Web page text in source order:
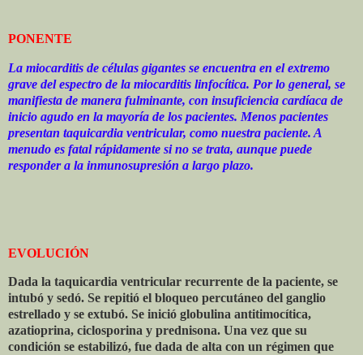
PONENTE
La miocarditis de células gigantes se encuentra en el extremo
grave del espectro de la miocarditis linfocítica. Por lo general, se
manifiesta de manera fulminante, con insuficiencia cardíaca de
inicio agudo en la mayoría de los pacientes. Menos pacientes
presentan taquicardia ventricular, como nuestra paciente. A
menudo es fatal rápidamente si no se trata, aunque puede
responder a la inmunosupresión a largo plazo.
EVOLUCIÓN
Dada la taquicardia ventricular recurrente de la paciente, se
intubó y sedó. Se repitió el bloqueo percutáneo del ganglio
estrellado y se extubó. Se inició globulina antitimocítica,
azatioprina, ciclosporina y prednisona. Una vez que su
condición se estabilizó, fue dada de alta con un régimen que